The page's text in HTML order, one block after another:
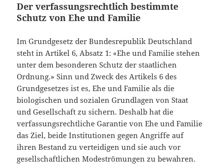
Der verfassungsrechtlich bestimmte
Schutz von Ehe und Familie
Im Grundgesetz der Bundesrepublik Deutschland
steht in Artikel 6, Absatz 1: «Ehe und Familie stehen
unter dem besonderen Schutz der staatlichen
Ordnung.» Sinn und Zweck des Artikels 6 des
Grundgesetzes ist es, Ehe und Familie als die
biologischen und sozialen Grundlagen von Staat
und Gesellschaft zu sichern. Deshalb hat die
verfassungsrechtliche Garantie von Ehe und Familie
das Ziel, beide Institutionen gegen Angriffe auf
ihren Bestand zu verteidigen und sie auch vor
gesellschaftlichen Modeströmungen zu bewahren.